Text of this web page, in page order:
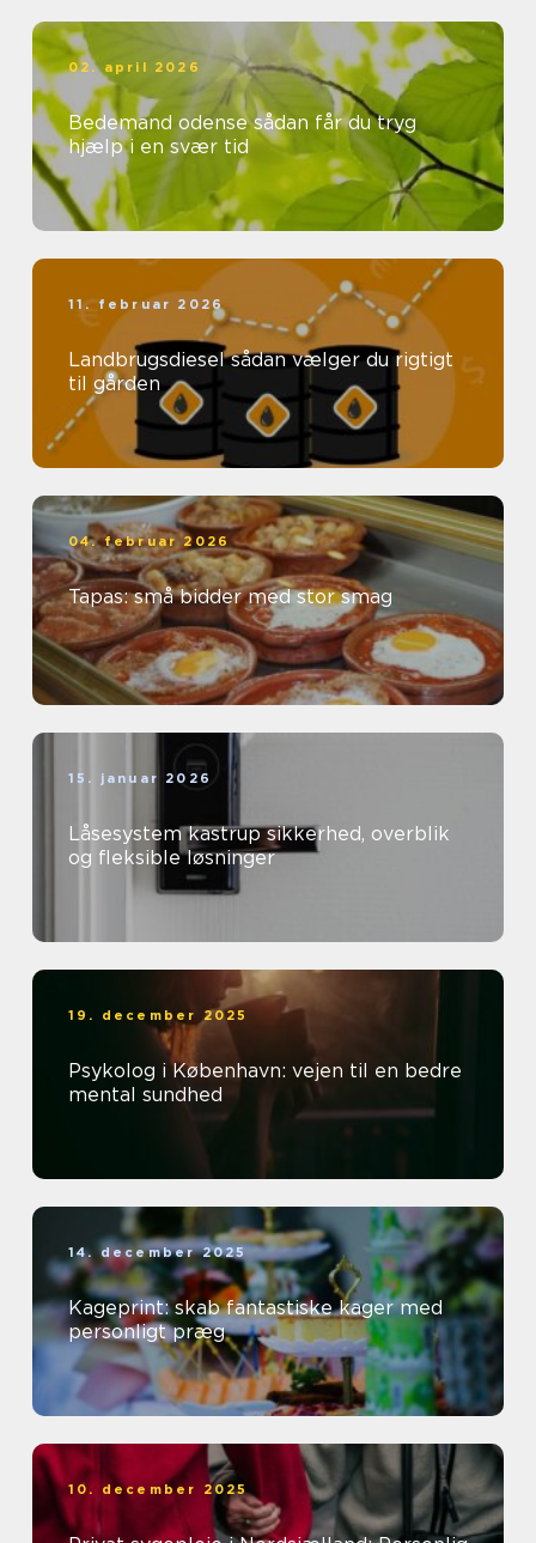
02. april 2026
Bedemand odense sådan får du tryg
hjælp i en svær tid
11. februar 2026
Landbrugsdiesel sådan vælger du rigtigt
til gården
04. februar 2026
Tapas: små bidder med stor smag
15. januar 2026
Låsesystem kastrup sikkerhed, overblik
og fleksible løsninger
19. december 2025
Psykolog i København: vejen til en bedre
mental sundhed
14. december 2025
Kageprint: skab fantastiske kager med
personligt præg
10. december 2025